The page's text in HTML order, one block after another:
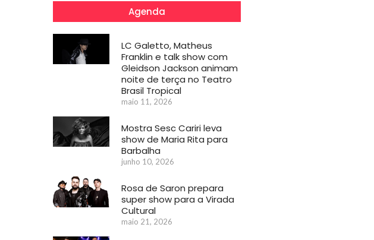
Agenda
LC Galetto, Matheus
Franklin e talk show com
Gleidson Jackson animam
noite de terça no Teatro
Brasil Tropical
maio 11, 2026
Mostra Sesc Cariri leva
show de Maria Rita para
Barbalha
junho 10, 2026
Rosa de Saron prepara
super show para a Virada
Cultural
maio 21, 2026